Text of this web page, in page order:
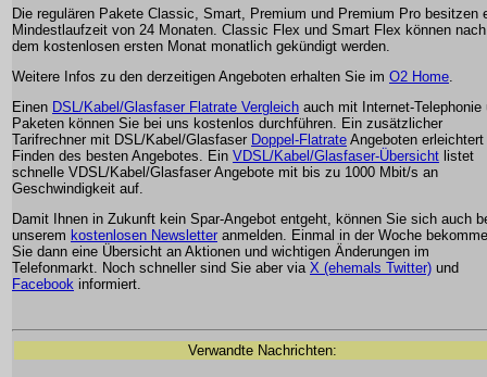
Die regulären Pakete Classic, Smart, Premium und Premium Pro besitzen
Mindestlaufzeit von 24 Monaten. Classic Flex und Smart Flex können nach
dem kostenlosen ersten Monat monatlich gekündigt werden.
Weitere Infos zu den derzeitigen Angeboten erhalten Sie im O2 Home
Einen DSL/Kabel/Glasfaser Flatrate Vergleich auch mit Internet-Telephonie
Paketen können Sie bei uns kostenlos durchführen. Ein zusätzlicher
Tarifrechner mit DSL/Kabel/Glasfaser Doppel-Flatrate Angeboten
Finden des besten Angebotes. Ein VDSL/Kabel/Glasfaser-Übersicht listet
schnelle VDSL/Kabel/Glasfaser Angebote mit bis zu 1000 Mbit/s an
Geschwindigkeit auf.
Damit Ihnen in Zukunft kein Spar-Angebot entgeht, können Sie sich auch
unserem kostenlosen Newsletter anmelden. Einmal in der Woche
Sie dann eine Übersicht an Aktionen und wichtigen Änderungen im
Telefonmarkt. Noch schneller sind Sie aber via X (ehemals Twitter) und
Facebook informiert.
Verwandte Nachrichten: